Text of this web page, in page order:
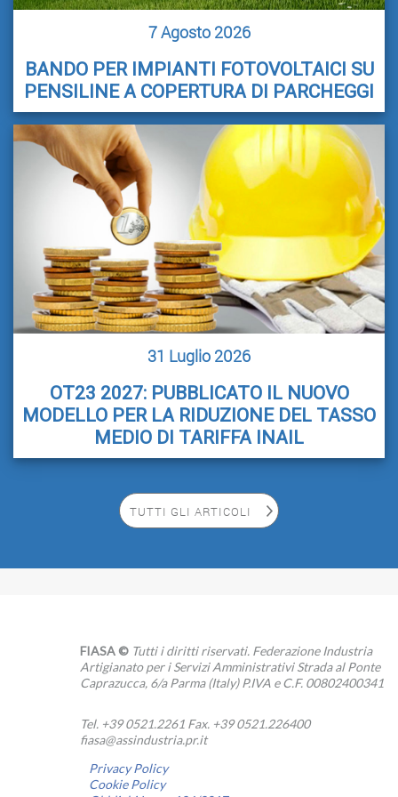
7 Agosto 2026
BANDO PER IMPIANTI FOTOVOLTAICI SU
PENSILINE A COPERTURA DI PARCHEGGI
31 Luglio 2026
OT23 2027: PUBBLICATO IL NUOVO
MODELLO PER LA RIDUZIONE DEL TASSO
MEDIO DI TARIFFA INAIL
TUTTI GLI ARTICOLI
FIASA ©Tutti i diritti riservati. Federazione Industria
Artigianato per i Servizi Amministrativi Strada al Ponte
Caprazucca, 6/a Parma (Italy) P.IVA e C.F. 00802400341
Tel. +39 0521.2261 Fax. +39 0521.226400
fiasa@assindustria.pr.it
Privacy Policy
Cookie Policy